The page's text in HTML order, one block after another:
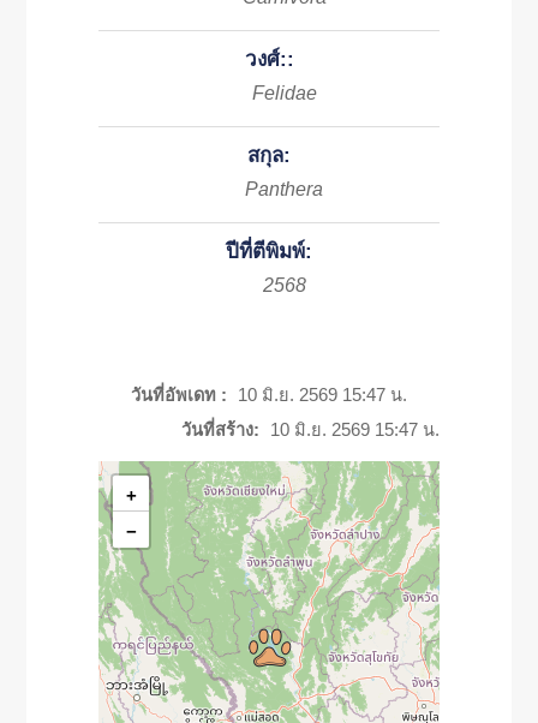
วงศ์::
Felidae
สกุล:
Panthera
ปีที่ตีพิมพ์:
2568
วันที่อัพเดท :
10 มิ.ย. 2569 15:47 น.
วันที่สร้าง:
10 มิ.ย. 2569 15:47 น.
+
−